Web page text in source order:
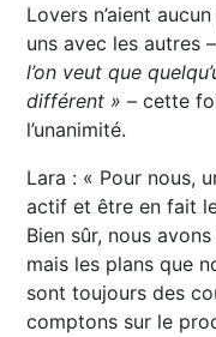
Lovers n’aient
uns avec les autres –
l’on veut que
différent »– cette
l’unanimité.
Lara : « Pour nous,
actif et être en fait
Bien sûr, nous
mais les plans que
sont toujours des
comptons sur le